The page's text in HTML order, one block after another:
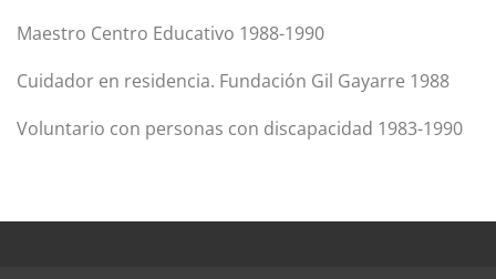
Maestro Centro Educativo 1988-1990
Cuidador en residencia. Fundación Gil Gayarre 1988
Voluntario con personas con discapacidad 1983-1990